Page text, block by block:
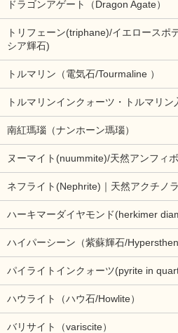
ドラゴンアゲート（Dragon Agate）
トリフェーン(triphane)/イエロースポ
シア輝石)
トルマリン（電気石/Tourmaline ）
トルマリンインクォーツ・トルマリン
南紅瑪瑙（ナンホーン瑪瑙）
ヌーマイト(nuummite)/天然アンフィ
ネフライト(Nephrite)｜天然アクチノ
ハーキマーダイヤモンド(herkimer
ハイパーシーン（紫蘇輝石/
パイライトインクォーツ(pyrite in
ハウライト（ハウ石/Howlite）
バリサイト（variscite）